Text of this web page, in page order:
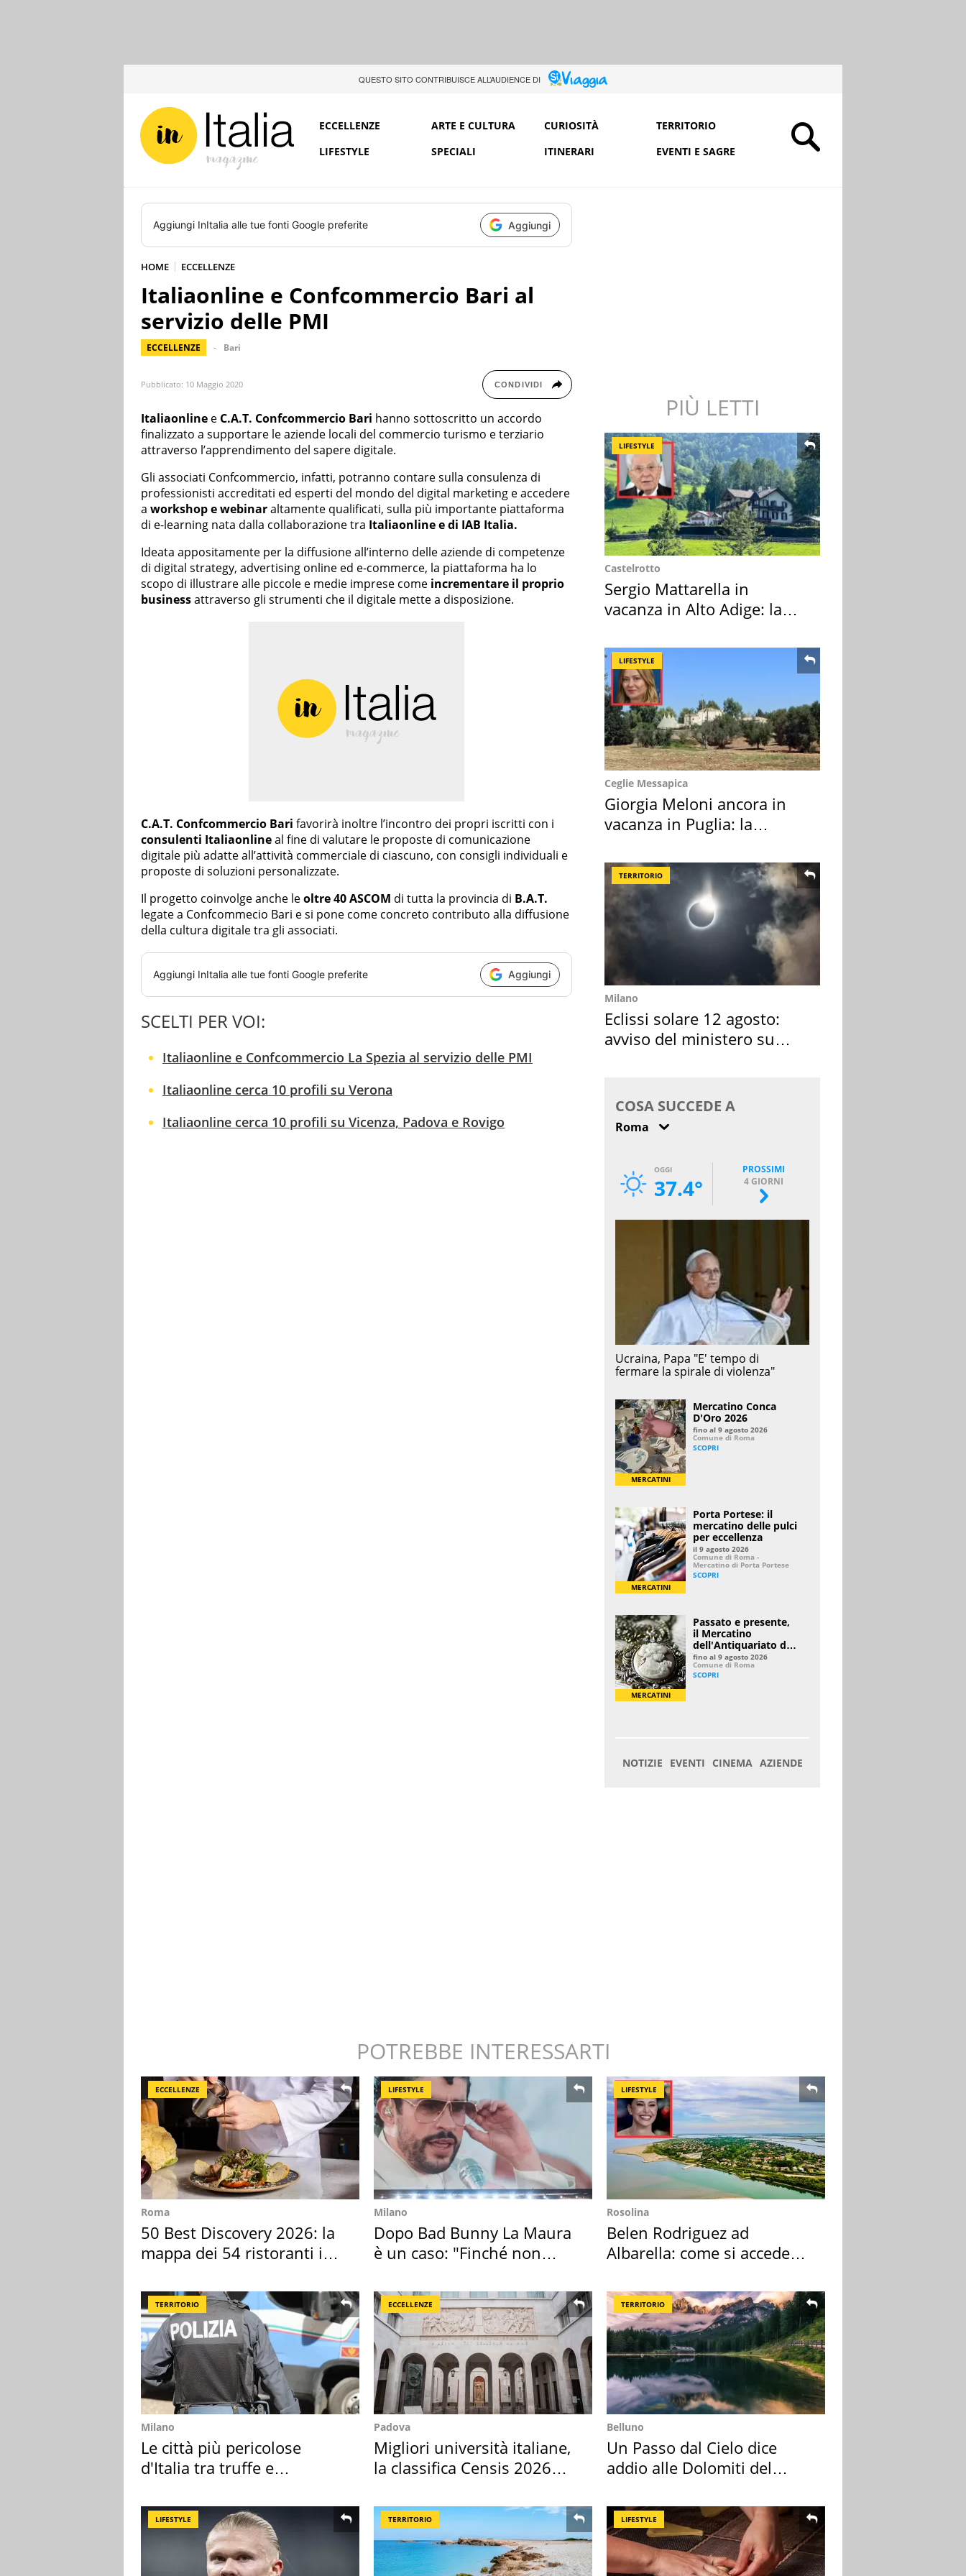
QUESTO SITO CONTRIBUISCE ALL’AUDIENCE DI
ECCELLENZE ARTE E CULTURA CURIOSITÀ
TERRITORIO
LIFESTYLE
SPECIALI ITINERARI EVENTI E SAGRE
Aggiungi InItalia alle tue fonti Google preferite Aggiungi
HOME ECCELLENZE
Italiaonline e Confcommercio Bari al
servizio delle PMI
ECCELLENZE Bari
Pubblicato: 10 Maggio 2020 CONDIVIDI
Italiaonline e C.A.T. Confcommercio Bari hanno sottoscritto un accordo
finalizzato a supportare le aziende locali del commercio turismo e terziario
attraverso l’apprendimento del sapere digitale.
Gli associati Confcommercio, infatti, potranno contare sulla consulenza di
professionisti accreditati ed esperti del mondo del digital marketing e accedere
a workshop e webinaraltamente qualificati, sulla più importante piattaforma
di e-learning nata dalla collaborazione tra Italiaonline e di IAB Italia.
Ideata appositamente per la diffusione all’interno delle aziende di competenze
di digital strategy, advertising online ed e-commerce, la piattaforma ha lo
scopo di illustrare alle piccole e medie imprese come incrementare il proprio
businessattraverso gli strumenti che il digitale mette a disposizione.
C.A.T. Confcommercio Bari favorirà inoltre l’incontro dei propri iscritti con i
consulenti Italiaonlineal fine di valutare le proposte di comunicazione
digitale più adatte all’attività commerciale di ciascuno, con consigli individuali e
proposte di soluzioni personalizzate.
Il progetto coinvolge anche leoltre 40 ASCOM di tutta la provincia di B.A.T.
legate a Confcommecio Bari e si pone come concreto contributo alla diffusione
della cultura digitale tra gli associati.
Aggiungi InItalia alle tue fonti Google preferite Aggiungi
SCELTI PER VOI:
Italiaonline e Confcommercio La Spezia al servizio delle PMI
Italiaonline cerca 10 profili su Verona
Italiaonline cerca 10 profili su Vicenza, Padova e Rovigo
PIÙ LETTI
LIFESTYLE
Castelrotto
Sergio Mattarella in
vacanza in Alto Adige: la
LIFESTYLE
Ceglie Messapica
Giorgia Meloni ancora in
vacanza in Puglia: la
TERRITORIO
Milano
Eclissi solare 12 agosto:
avviso del ministero su
POTREBBE INTERESSARTI
ECCELLENZE
Roma
50 Best Discovery 2026: la
mappa dei 54 ristoranti in
LIFESTYLE
Milano
Dopo Bad Bunny La Maura
è un caso: "Finché non
LIFESTYLE
Rosolina
Belen Rodriguez ad
Albarella: come si accede
TERRITORIO
Milano
Le città più pericolose
d'Italia tra truffe e
ECCELLENZE
Padova
Migliori università italiane,
la classifica Censis 2026
TERRITORIO
Belluno
Un Passo dal Cielo dice
addio alle Dolomiti del
LIFESTYLE TERRITORIO LIFESTYLE